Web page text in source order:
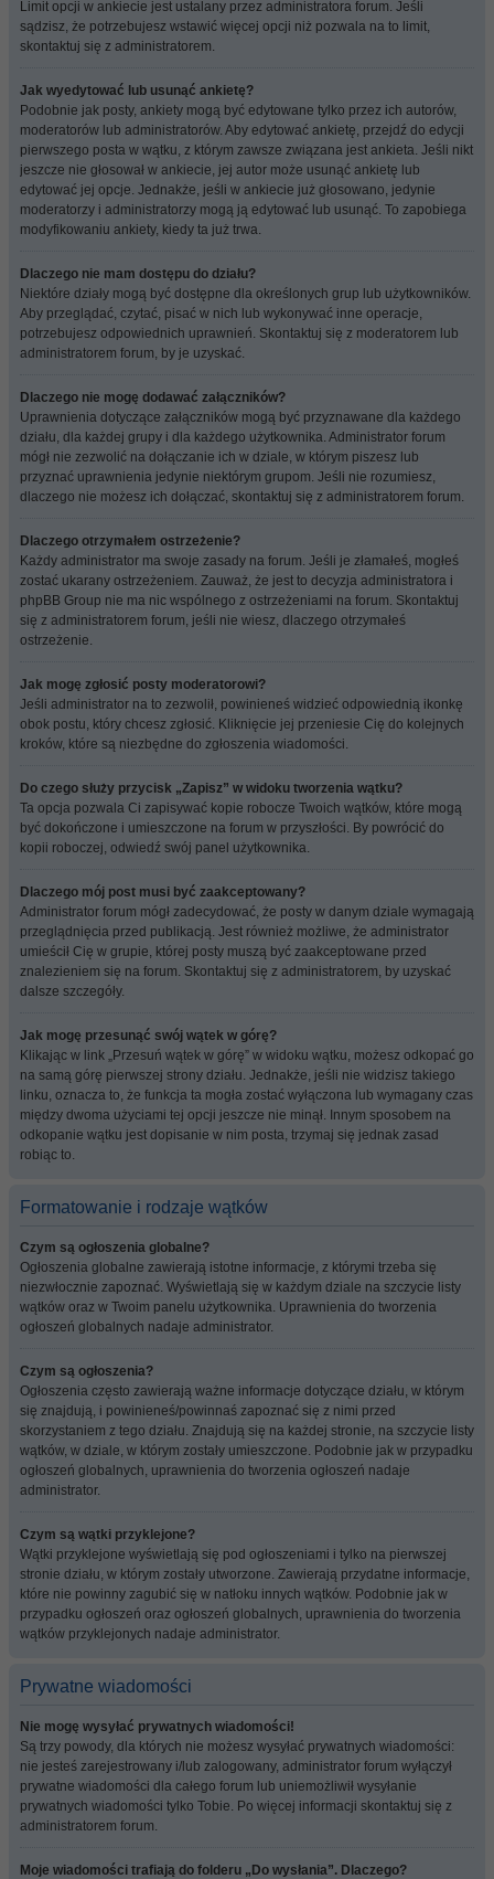
Limit opcji w ankiecie jest ustalany przez administratora forum. Jeśli
sądzisz, że potrzebujesz wstawić więcej opcji niż pozwala na to limit,
skontaktuj się z administratorem.
Jak wyedytować lub usunąć ankietę?
Podobnie jak posty, ankiety mogą być edytowane tylko przez ich autorów,
moderatorów lub administratorów. Aby edytować ankietę, przejdź do edycji
pierwszego posta w wątku, z którym zawsze związana jest ankieta. Jeśli nikt
jeszcze nie głosował w ankiecie, jej autor może usunąć ankietę lub
edytować jej opcje. Jednakże, jeśli w ankiecie już głosowano, jedynie
moderatorzy i administratorzy mogą ją edytować lub usunąć. To zapobiega
modyfikowaniu ankiety, kiedy ta już trwa.
Dlaczego nie mam dostępu do działu?
Niektóre działy mogą być dostępne dla określonych grup lub użytkowników.
Aby przeglądać, czytać, pisać w nich lub wykonywać inne operacje,
potrzebujesz odpowiednich uprawnień. Skontaktuj się z moderatorem lub
administratorem forum, by je uzyskać.
Dlaczego nie mogę dodawać załączników?
Uprawnienia dotyczące załączników mogą być przyznawane dla każdego
działu, dla każdej grupy i dla każdego użytkownika. Administrator forum
mógł nie zezwolić na dołączanie ich w dziale, w którym piszesz lub
przyznać uprawnienia jedynie niektórym grupom. Jeśli nie rozumiesz,
dlaczego nie możesz ich dołączać, skontaktuj się z administratorem forum.
Dlaczego otrzymałem ostrzeżenie?
Każdy administrator ma swoje zasady na forum. Jeśli je złamałeś, mogłeś
zostać ukarany ostrzeżeniem. Zauważ, że jest to decyzja administratora i
phpBB Group nie ma nic wspólnego z ostrzeżeniami na forum. Skontaktuj
się z administratorem forum, jeśli nie wiesz, dlaczego otrzymałeś
ostrzeżenie.
Jak mogę zgłosić posty moderatorowi?
Jeśli administrator na to zezwolił, powinieneś widzieć odpowiednią ikonkę
obok postu, który chcesz zgłosić. Kliknięcie jej przeniesie Cię do kolejnych
kroków, które są niezbędne do zgłoszenia wiadomości.
Do czego służy przycisk „Zapisz” w widoku tworzenia wątku?
Ta opcja pozwala Ci zapisywać kopie robocze Twoich wątków, które mogą
być dokończone i umieszczone na forum w przyszłości. By powrócić do
kopii roboczej, odwiedź swój panel użytkownika.
Dlaczego mój post musi być zaakceptowany?
Administrator forum mógł zadecydować, że posty w danym dziale wymagają
przeglądnięcia przed publikacją. Jest również możliwe, że administrator
umieścił Cię w grupie, której posty muszą być zaakceptowane przed
znalezieniem się na forum. Skontaktuj się z administratorem, by uzyskać
dalsze szczegóły.
Jak mogę przesunąć swój wątek w górę?
Klikając w link „Przesuń wątek w górę” w widoku wątku, możesz odkopać go
na samą górę pierwszej strony działu. Jednakże, jeśli nie widzisz takiego
linku, oznacza to, że funkcja ta mogła zostać wyłączona lub wymagany czas
między dwoma użyciami tej opcji jeszcze nie minął. Innym sposobem na
odkopanie wątku jest dopisanie w nim posta, trzymaj się jednak zasad
robiąc to.
Formatowanie i rodzaje wątków
Czym są ogłoszenia globalne?
Ogłoszenia globalne zawierają istotne informacje, z którymi trzeba się
niezwłocznie zapoznać. Wyświetlają się w każdym dziale na szczycie listy
wątków oraz w Twoim panelu użytkownika. Uprawnienia do tworzenia
ogłoszeń globalnych nadaje administrator.
Czym są ogłoszenia?
Ogłoszenia często zawierają ważne informacje dotyczące działu, w którym
się znajdują, i powinieneś/powinnaś zapoznać się z nimi przed
skorzystaniem z tego działu. Znajdują się na każdej stronie, na szczycie listy
wątków, w dziale, w którym zostały umieszczone. Podobnie jak w przypadku
ogłoszeń globalnych, uprawnienia do tworzenia ogłoszeń nadaje
administrator.
Czym są wątki przyklejone?
Wątki przyklejone wyświetlają się pod ogłoszeniami i tylko na pierwszej
stronie działu, w którym zostały utworzone. Zawierają przydatne informacje,
które nie powinny zagubić się w natłoku innych wątków. Podobnie jak w
przypadku ogłoszeń oraz ogłoszeń globalnych, uprawnienia do tworzenia
wątków przyklejonych nadaje administrator.
Prywatne wiadomości
Nie mogę wysyłać prywatnych wiadomości!
Są trzy powody, dla których nie możesz wysyłać prywatnych wiadomości:
nie jesteś zarejestrowany i/lub zalogowany, administrator forum wyłączył
prywatne wiadomości dla całego forum lub uniemożliwił wysyłanie
prywatnych wiadomości tylko Tobie. Po więcej informacji skontaktuj się z
administratorem forum.
Moje wiadomości trafiają do folderu „Do wysłania”. Dlaczego?